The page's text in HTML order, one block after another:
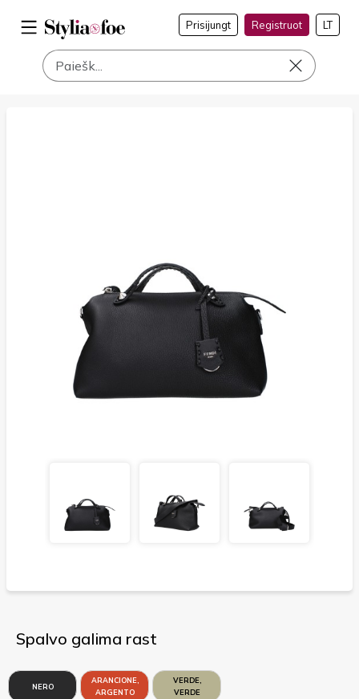
Prisijungt Registruot LT
Spalvo galima rast
NERO
ARANCIONE,
ARGENTO
VERDE,
VERDE